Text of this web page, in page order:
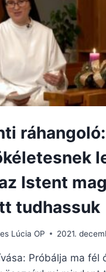
ÍGÉRETÉT
Istent
tudhassuk
Lúcia OP 2021.
Próbálja ma fél